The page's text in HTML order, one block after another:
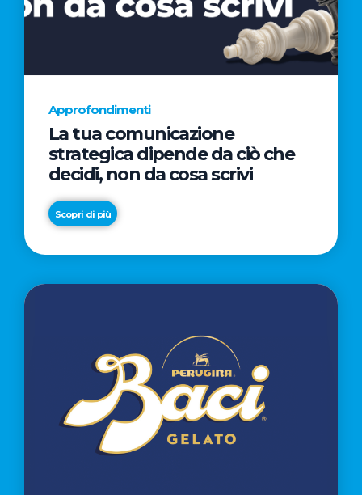
AL
CINEMA
NELLA
CAMPAGNA
REGISTA
PREMIO
OSCAR®
Approfondimenti
La tua comunicazione
strategica dipende da ciò che
decidi, non da cosa scrivi
Scopri di più